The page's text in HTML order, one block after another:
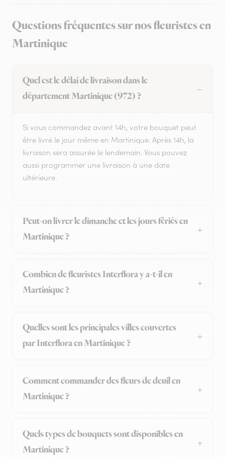
Questions fréquentes sur nos fleuristes en
Martinique
Quel est le délai de livraison dans le
département Martinique (972) ?
Si vous commandez avant 14h, votre bouquet peut
être livré le jour même en Martinique. Après 14h, la
livraison sera assurée le lendemain. Vous pouvez
aussi programmer une livraison à une date
ultérieure.
Peut-on livrer le dimanche et les jours fériés en
Martinique ?
Combien de fleuristes Interflora y a-t-il en
Martinique ?
Quelles sont les principales villes couvertes
par Interflora en Martinique ?
Comment commander des fleurs de deuil en
Martinique ?
Quels types de bouquets sont disponibles en
Martinique ?